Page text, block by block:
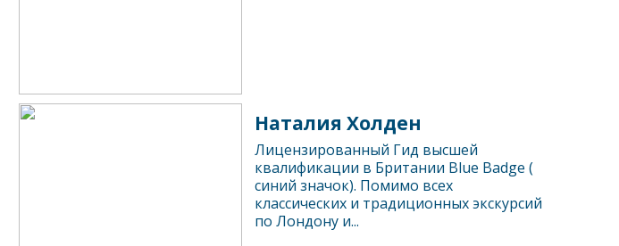
Наталия Холден
Лицензированный Гид высшей
квалификации в Британии Blue Badge (
синий значок). Помимо всех
классических и традиционных экскурсий
по Лондону и...